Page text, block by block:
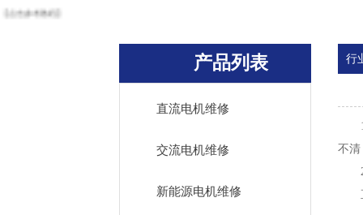
【点击参考教程】
产品列表
直流电机维修
交流电机维修
新能源电机维修
行
1
不清
2
直